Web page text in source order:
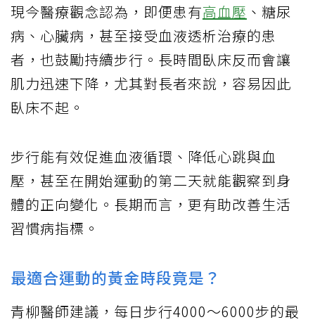
現今醫療觀念認為，即便患有高血壓 、糖尿
病、心臟病，甚至接受血液透析治療的患
者，也鼓勵持續步行。長時間臥床反而會讓
肌力迅速下降，尤其對長者來說，容易因此
臥床不起。
步行能有效促進血液循環、降低心跳與血
壓，甚至在開始運動的第二天就能觀察到身
體的正向變化。長期而言，更有助改善生活
習慣病指標。
最適合運動的黃金時段竟是？
青柳醫師建議，每日步行4000～6000步的最